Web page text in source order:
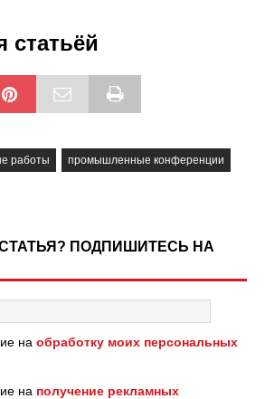
статьёй
работы промышленные конференции
ПОДПИШИТЕСЬ НА
на обработку моих персональных
на получение рекламных